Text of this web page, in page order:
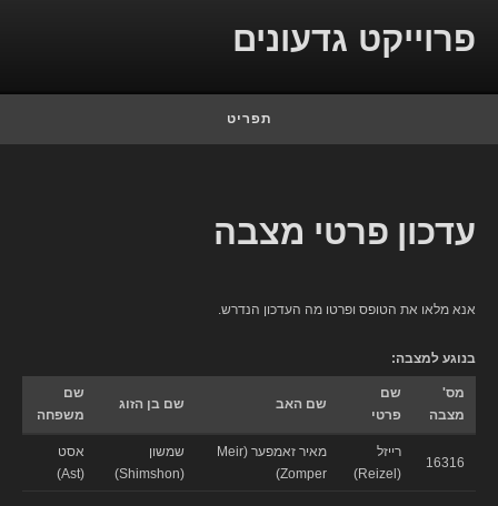
פרוייקט גדעונים
תפריט
עדכון פרטי מצבה
אנא מלאו את הטופס ופרטו מה העדכון הנדרש.
בנוגע למצבה:
מס'
מצבה
שם
פרטי
שם האב שם בן הזוג
שם
משפחה
16316
רייזל
(Reizel)
מאיר זאמפער (Meir
Zomper)
שמשון
(Shimshon)
אסט
(Ast)